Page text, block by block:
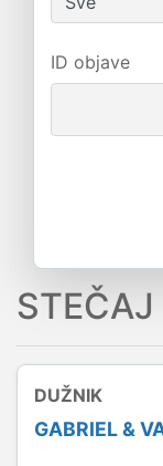
ID objave
STEČAJ
DUŽNIK
GABRIEL &